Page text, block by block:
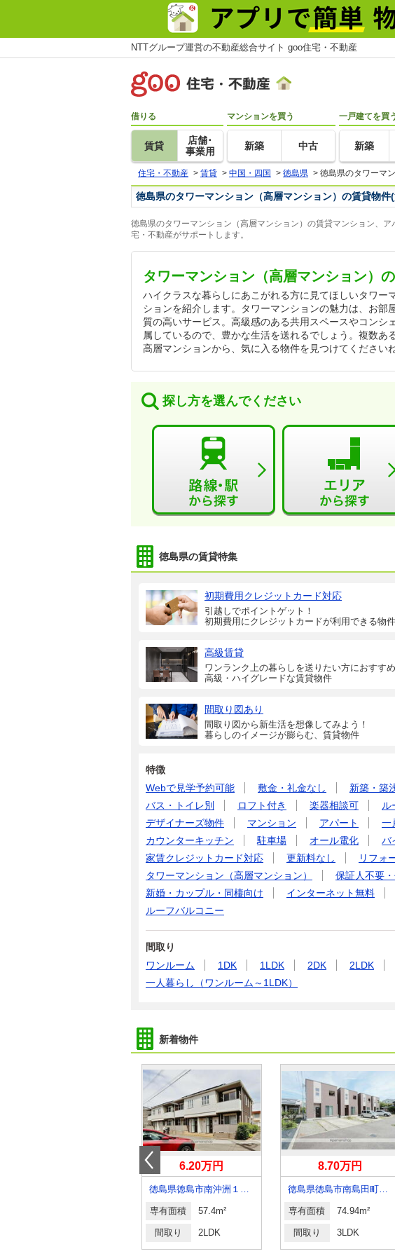
NTTグループ運営の不動産総合サイト goo住宅・不動産
借りる
賃貸
店舗･
事業用
マンションを買う
新築 中古
一戸建てを買
新築
住宅・不動産 > 賃貸 > 中国・四国 > 徳島県 > 徳島県のタワーマ
徳島県のタワーマンション（高層マンション）の賃貸物
徳島県のタワーマンション（高層マンション）の賃貸マンション、
宅・不動産がサポートします。
タワーマンション（高層マンション）
ハイクラスな暮らしにあこがれる方に見てほしいタワー
ションを紹介します。タワーマンションの魅力は、お部
質の高いサービス。高級感のある共用スペースやコンシ
属しているので、豊かな生活を送れるでしょう。複数あ
高層マンションから、気に入る物件を見つけてくださいね
探し方を選んでください
徳島県の賃貸特集
初期費用クレジットカード対応
引越しでポイントゲット！
初期費用にクレジットカードが利用できる物件
高級賃貸
ワンランク上の暮らしを送りたい方におすすめ
高級・ハイグレードな賃貸物件
間取り図あり
間取り図から新生活を想像してみよう！
暮らしのイメージが膨らむ、賃貸物件
特徴
Webで見学予約可能
敷金・礼金なし 新築・築
バス・トイレ別
ロフト付き 楽器相談可 ル
デザイナーズ物件
マンション アパート 一
カウンターキッチン
駐車場 オール電化 バ
家賃クレジットカード対応
更新料なし
リフォ
タワーマンション（高層マンション）
保証人不要
新婚・カップル・同棲向け
インターネット無料
ルーフバルコニー
間取り
ワンルーム
1DK 1LDK 2DK 2LDK
一人暮らし（ワンルーム～1LDK）
新着物件
6.20万円
徳島県徳島市南沖洲１丁目
専有面積 57.4m²
間取り 2LDK
8.70万円
徳島県徳島市南島田町２丁目
専有面積 74.94m²
間取り 3LDK